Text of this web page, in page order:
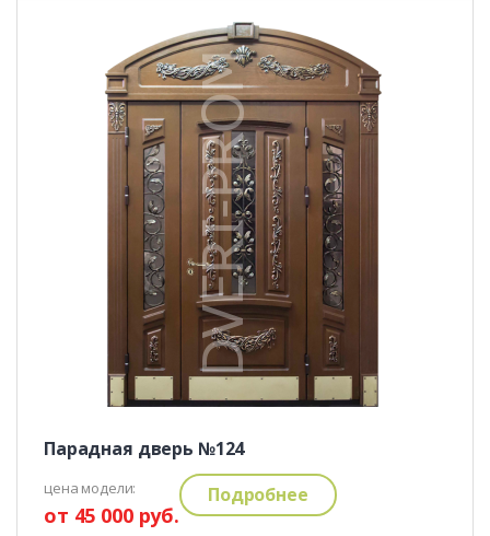
Парадная дверь №124
цена модели:
от 45 000 руб.
Подробнее